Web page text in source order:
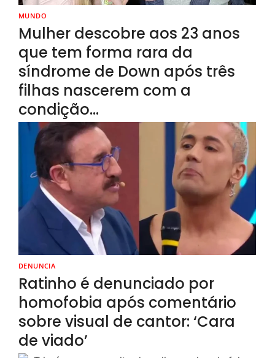
MUNDO
Mulher descobre aos 23 anos
que tem forma rara da
síndrome de Down após três
filhas nascerem com a
condição…
DENUNCIA
Ratinho é denunciado por
homofobia após comentário
sobre visual de cantor: ‘Cara
de viado’